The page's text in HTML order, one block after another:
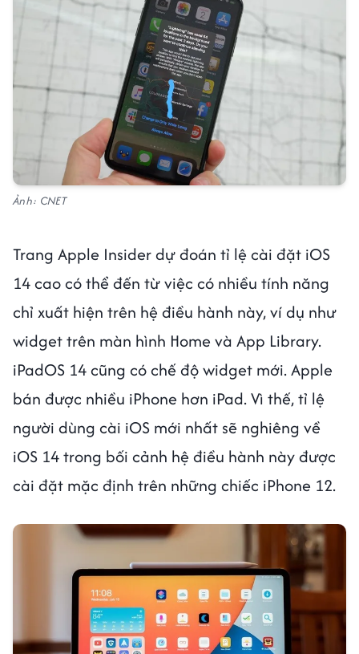
Ảnh: CNET
Trang Apple Insider dự đoán tỉ lệ cài đặt iOS
14 cao có thể đến từ việc có nhiều tính năng
chỉ xuất hiện trên hệ điều hành này, ví dụ như
widget trên màn hình Home và App Library.
iPadOS 14 cũng có chế độ widget mới. Apple
bán được nhiều iPhone hơn iPad. Vì thế, tỉ lệ
người dùng cài iOS mới nhất sẽ nghiêng về
iOS 14 trong bối cảnh hệ điều hành này được
cài đặt mặc định trên những chiếc iPhone 12.